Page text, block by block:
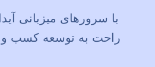
با سرورهای میزبانی
راحت به توسعه کسب و